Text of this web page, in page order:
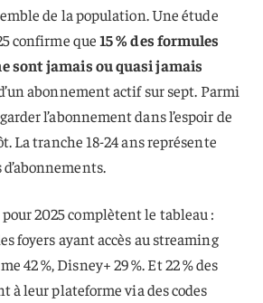
de la population. Une étude
confirme que15 % des formules
sont jamais ou quasi jamais
abonnement actif sur sept. Parmi
l’abonnement dans l’espoir de
La tranche 18-24 ans représente
d’abonnements.
2025 complètent le tableau :
foyers ayant accès au streaming
42 %, Disney+ 29 %. Et 22 % des
à leur plateforme via des codes